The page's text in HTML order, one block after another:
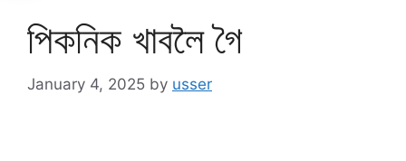
পিকনিক খাবলৈ গৈ
January 4, 2025 by usser